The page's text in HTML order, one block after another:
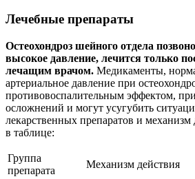
Лечебные препараты
Остеохондроз шейного отдела
высокое давление, лечится только
лечащим врачом. Медикаменты,
артериальное давление при
противовоспалительным эффектом,
осложнений и могут усугубить
лекарственных препаратов и механизм
в таблице:
Группа
препарата
Механизм действия